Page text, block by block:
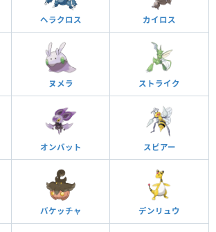
ヘラクロス カイロス
ヌメラ ストライク
オンバット スピアー
バケッチャ デンリュウ